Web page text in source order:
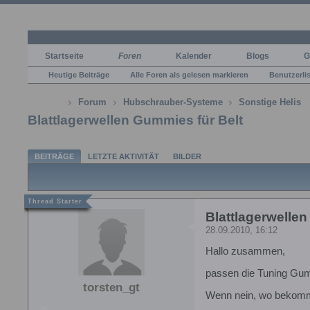
Startseite Foren Kalender Blogs
Heutige Beiträge Alle Foren als gelesen markieren
Forum Hubschrauber-Systeme Sonstige Helis
Blattlagerwellen Gummies für Belt
BEITRÄGE LETZTE AKTIVITÄT BILDER
torsten_gt
28.09.2010, 16:12
Hallo zusammen,
passen die Tuning
Wenn nein, wo